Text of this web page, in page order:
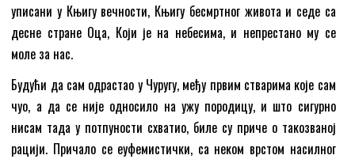
уписани у Књигу вечности, Књигу бесмртног живота и седе са
десне стране Оца, Који је на небесима, и непрестано му се
моле за нас.
Будући да сам одрастао у Чуругу, међу првим стварима које сам
чуо, а да се није односило на ужу породицу, и што сигурно
нисам тада у потпуности схватио, биле су приче о такозваној
рацији. Причало се еуфемистички, са неком врстом насилног